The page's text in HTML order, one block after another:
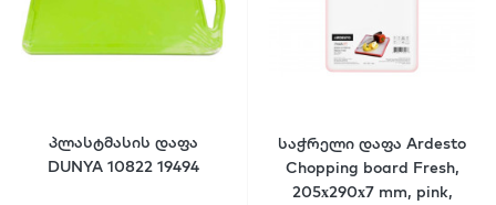
პლასტმასის დაფა
DUNYA 10822 19494
საჭრელი დაფა Ardesto
Chopping board Fresh,
205х290х7 mm, pink,